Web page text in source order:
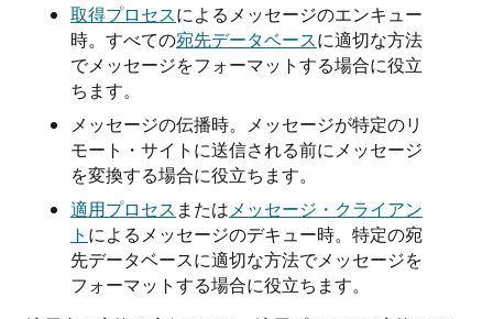
取得プロセスによるメッセージのエンキュー
時。すべての宛先データベースに適切な方法
でメッセージをフォーマットする場合に役立
ちます。
メッセージの伝播時。メッセージが特定のリ
モート・サイトに送信される前にメッセージ
を変換する場合に役立ちます。
適用プロセス または メッセージ・クライアン
ト によるメッセージのデキュー時。特定の宛
先データベースに適切な方法でメッセージを
フォーマットする場合に役立ちます。